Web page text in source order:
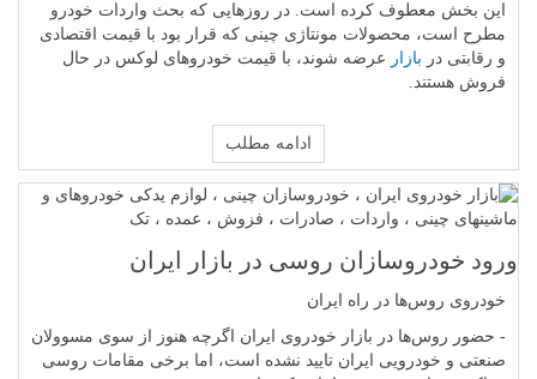
این بخش معطوف کرده است. در روزهایی که بحث واردات خودرو
مطرح است، محصولات مونتاژی چینی که قرار بود با قیمت اقتصادی
و رقابتی در بازار عرضه شوند، با قیمت خودروهای لوکس در حال
فروش هستند.
ادامه مطلب
ورود خودروسازان روسی در بازار ایران
خودروی روس‌ها در راه ایران
- حضور روس‌ها در بازار خودروی ایران اگرچه هنوز از سوی مسوولان
صنعتی و خودرویی ایران تایید نشده است، اما برخی مقامات روسی